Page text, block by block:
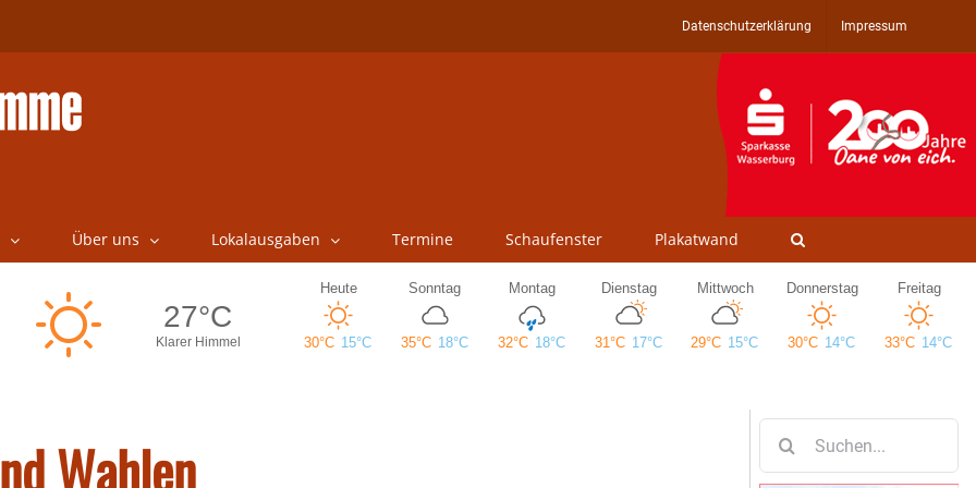
Datenschutzerklärung Impressum
Über uns Lokalausgaben Termine Schaufenster Plakatwand
Wahlen
nach: